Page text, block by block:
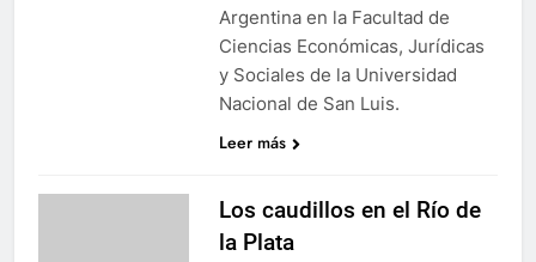
Argentina en la Facultad de
Ciencias Económicas, Jurídicas
y Sociales de la Universidad
Nacional de San Luis.
Leer más
Los caudillos en el Río de
la Plata